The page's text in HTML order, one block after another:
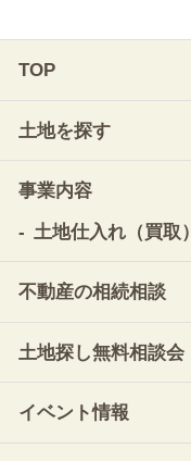
TOP
土地を探す
事業内容
土地仕入れ（買取）
不動産の相続相談
土地探し無料相談会
イベント情報